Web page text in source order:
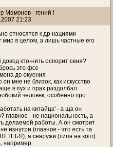
Мамонов - гений !
21:23
относятся к др нациями
мир в целом, а лишь частные его
кто-нить оспорит сеня?
это фсе
до окуения
мне не близок, как искусство
в пух и прах раздолбал
человек, особенно про
на китайца' - а ща он
главное - не национальность, а
делаемой работы. А он смотрит
изнутри (главное - что есть та
ТЕБЯ), а снаружи (типа на кого).
например.